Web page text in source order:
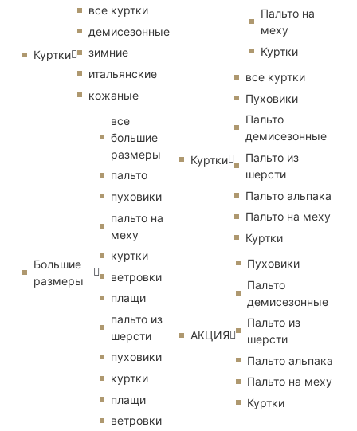
Куртки
все куртки
демисезонные
зимние
итальянские
кожаные
Большие
размеры
все
большие
размеры
пальто
пуховики
пальто на
меху
куртки
ветровки
плащи
пальто из
шерсти
пуховики
куртки
плащи
ветровки
Пальто на
меху
Куртки
Куртки
все куртки
Пуховики
Пальто
демисезонные
Пальто из
шерсти
Пальто альпака
Пальто на меху
Куртки
АКЦИЯ
Пуховики
Пальто
демисезонные
Пальто из
шерсти
Пальто альпака
Пальто на меху
Куртки